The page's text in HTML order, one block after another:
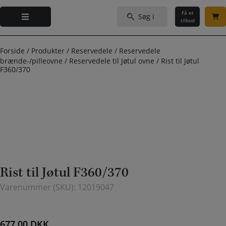
Hop
indholdet
efter:
Få et
tilbud
Forside / Produkter / Reservedele / Reservedele
brænde-/pilleovne / Reservedele til Jøtul ovne / Rist til Jøtul
F360/370
Rist til Jøtul F360/370
Varenummer (SKU): 12019047